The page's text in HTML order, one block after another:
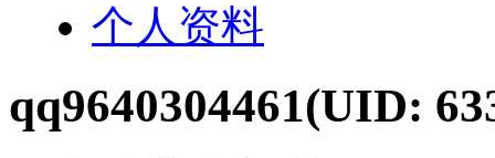
个人资料
qq9640304461(UID: